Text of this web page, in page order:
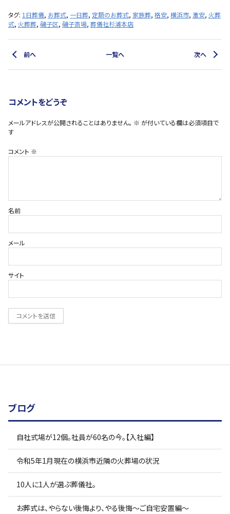
タグ: 1日葬儀, お葬式, 一日葬, 定額のお葬式, 家族葬, 格安, 横浜市, 激安, 火葬
式, 火葬葬, 磯子区, 磯子斎場, 葬儀社杉浦本店
前へ 一覧へ 次へ
コメントをどうぞ
メールアドレスが公開されることはありません。 ※ が付いている欄は必須項目で
す
コメント ※
名前
メール
サイト
ブログ
自社式場が12個。社員が60名の今。【入社編】
令和5年1月現在の横浜市近隣の火葬場の状況
10人に1人が選ぶ葬儀社。
お葬式は、やらない後悔より、やる後悔〜ご自宅安置編〜